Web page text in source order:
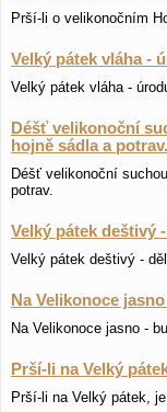
Prší-li o velikonočním
Velký pátek vláha -
Velký pátek vláha -
Déšť velikonoční
hojně sádla a potrav.
Déšť velikonoční
potrav.
Velký pátek deštivý
Velký pátek deštivý -
Na Velikonoce
Na Velikonoce jasno -
Prší-li na Velký
Prší-li na Velký pátek,